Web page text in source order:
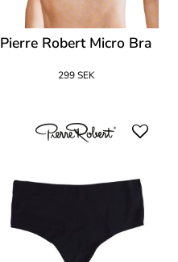
Pierre Robert Micro Bra
299 SEK